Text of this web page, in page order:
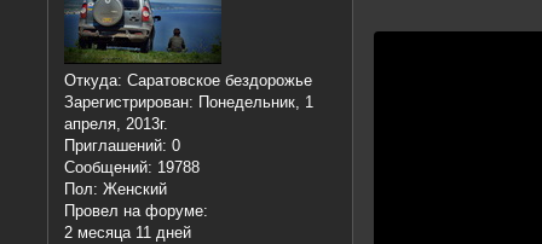
Откуда: Саратовское бездорожье
Зарегистрирован: Понедельник, 1
апреля, 2013г.
Приглашений: 0
Сообщений: 19788
Пол: Женский
Провел на форуме:
2 месяца 11 дней